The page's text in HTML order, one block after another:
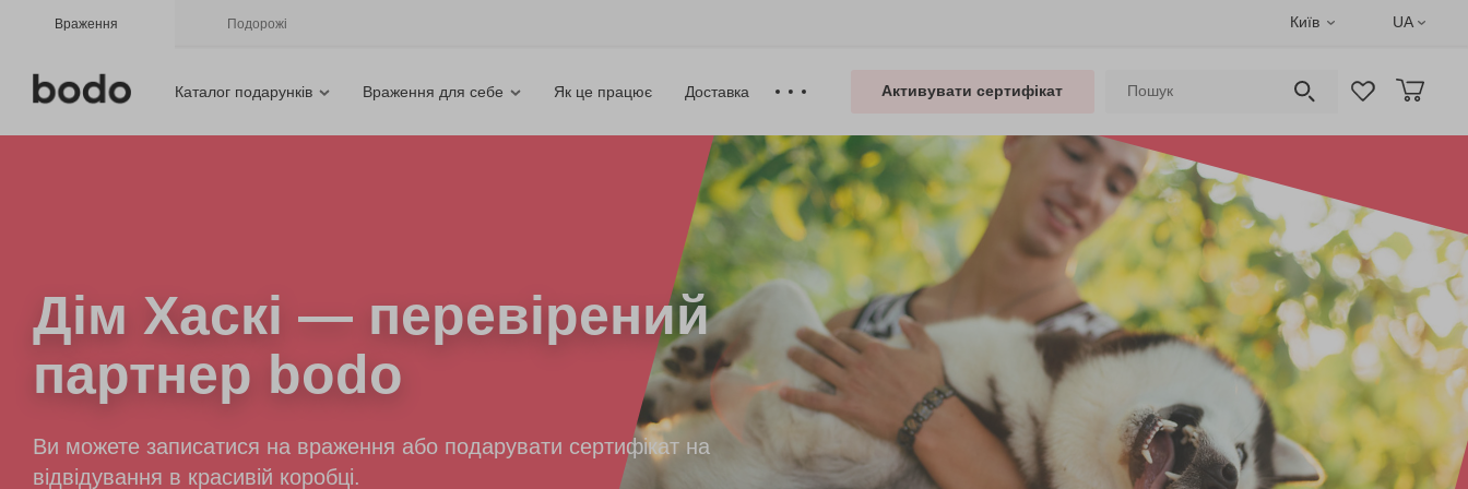
Враження Подорожі Київ UA
Каталог подарунків Враження для себе Як це працює Доставка Активувати сертифікат
Дім Хаскі — перевірений
партнер bodo
Ви можете записатися на враження або подарувати сертифікат на
відвідування в красивій коробці.